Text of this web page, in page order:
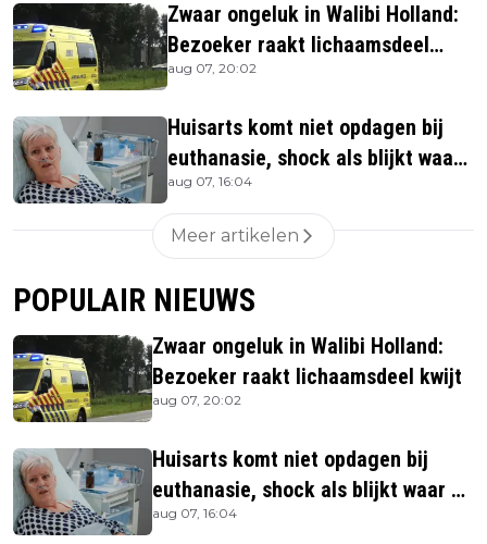
Zwaar ongeluk in Walibi Holland:
Bezoeker raakt lichaamsdeel
kwijt
aug 07, 20:02
Huisarts komt niet opdagen bij
euthanasie, shock als blijkt waar
ze is
aug 07, 16:04
Meer artikelen
POPULAIR NIEUWS
Zwaar ongeluk in Walibi Holland:
Bezoeker raakt lichaamsdeel kwijt
aug 07, 20:02
Huisarts komt niet opdagen bij
euthanasie, shock als blijkt waar ze
is
aug 07, 16:04